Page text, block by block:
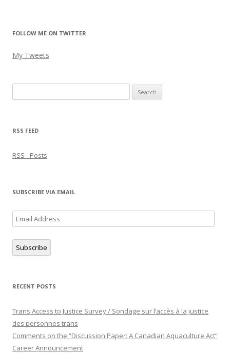
FOLLOW ME ON TWITTER
My Tweets
for:
RSS FEED
RSS - Posts
SUBSCRIBE VIA EMAIL
Email
Address
Subscribe
RECENT POSTS
Trans Access to Justice Survey / Sondage sur l’accès à la justice
des personnes trans
Comments on the “Discussion Paper: A Canadian Aquaculture Act”
Career Announcement